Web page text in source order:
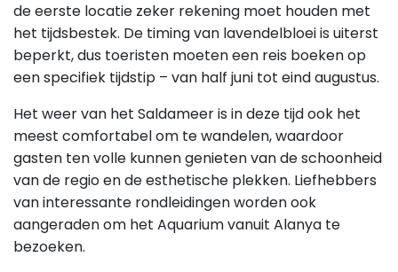
de eerste locatie zeker rekening moet houden met
het tijdsbestek. De timing van lavendelbloei is uiterst
beperkt, dus toeristen moeten een reis boeken op
een specifiek tijdstip – van half juni tot eind augustus.
Het weer van het Saldameer is in deze tijd ook het
meest comfortabel om te wandelen, waardoor
gasten ten volle kunnen genieten van de schoonheid
van de regio en de esthetische plekken. Liefhebbers
van interessante rondleidingen worden ook
aangeraden om het Aquarium vanuit Alanya te
bezoeken.